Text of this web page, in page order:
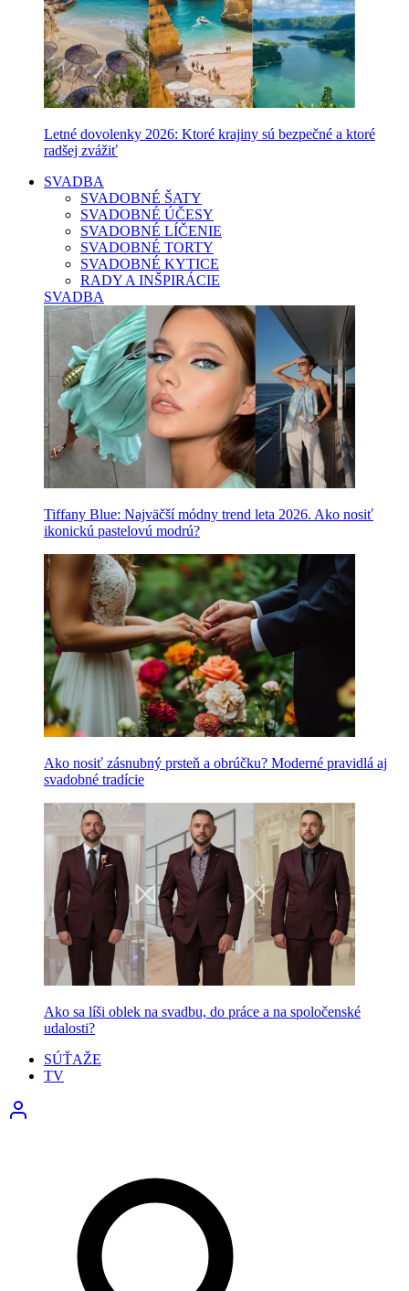
Letné dovolenky 2026: Ktoré krajiny sú bezpečné a ktoré
radšej zvážiť
SVADBA
SVADOBNÉ ŠATY
SVADOBNÉ ÚČESY
SVADOBNÉ LÍČENIE
SVADOBNÉ TORTY
SVADOBNÉ KYTICE
RADY A INŠPIRÁCIE
SVADBA
Tiffany Blue: Najväčší módny trend leta 2026. Ako nosiť
ikonickú pastelovú modrú?
Ako nosiť zásnubný prsteň a obrúčku? Moderné pravidlá aj
svadobné tradície
Ako sa líši oblek na svadbu, do práce a na spoločenské
udalosti?
SÚŤAŽE
TV